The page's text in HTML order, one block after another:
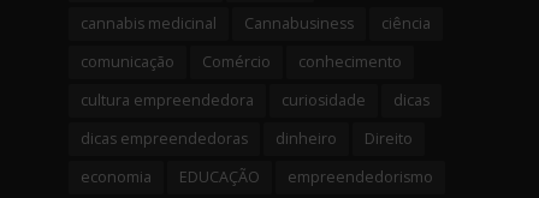
cannabis medicinal
Cannabusiness
ciência
comunicação
Comércio
conhecimento
cultura empreendedora
curiosidade
dicas
dicas empreendedoras
dinheiro
Direito
economia
EDUCAÇÃO
empreendedorismo